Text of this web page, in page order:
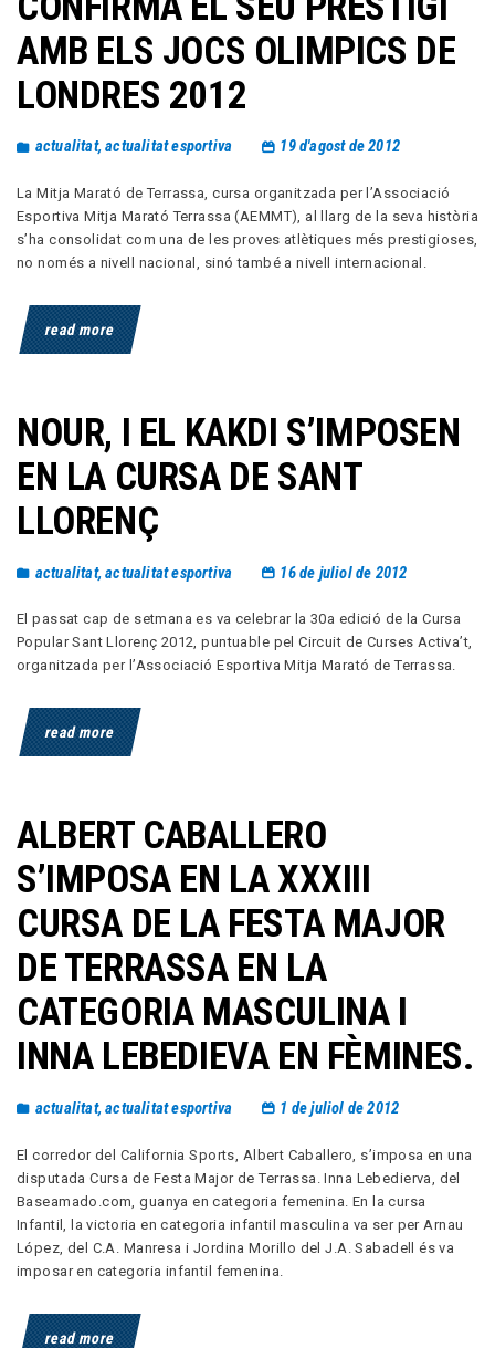
AMB ELS JOCS OLIMPICS DE
LONDRES 2012
actualitat,actualitat esportiva 19 d'agost de 2012
La Mitja Marató de Terrassa, cursa organitzada per l’Associació
Esportiva Mitja Marató Terrassa (AEMMT), al llarg de la seva història
s’ha consolidat com una de les proves atlètiques més prestigioses,
no només a nivell nacional, sinó també a nivell internacional.
read more
NOUR, I EL KAKDI S’IMPOSEN
EN LA CURSA DE SANT
LLORENÇ
actualitat,actualitat esportiva 16 de juliol de 2012
El passat cap de setmana es va celebrar la 30a edició de la Cursa
Popular Sant Llorenç 2012, puntuable pel Circuit de Curses Activa’t,
organitzada per l’Associació Esportiva Mitja Marató de Terrassa.
read more
ALBERT CABALLERO
S’IMPOSA EN LA XXXIII
CURSA DE LA FESTA MAJOR
DE TERRASSA EN LA
CATEGORIA MASCULINA I
INNA LEBEDIEVA EN FÈMINES.
actualitat,actualitat esportiva 1 de juliol de 2012
El corredor del California Sports, Albert Caballero, s’imposa en una
disputada Cursa de Festa Major de Terrassa. Inna Lebedierva, del
Baseamado.com, guanya en categoria femenina. En la cursa
Infantil, la victoria en categoria infantil masculina va ser per Arnau
López, del C.A. Manresa i Jordina Morillo del J.A. Sabadell és va
imposar en categoria infantil femenina.
read more